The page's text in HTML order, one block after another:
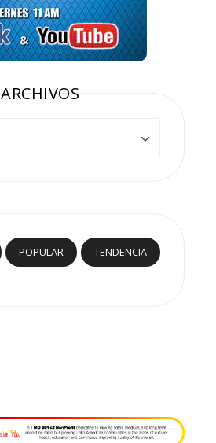
ARCHIVOS
POPULAR TENDENCIA